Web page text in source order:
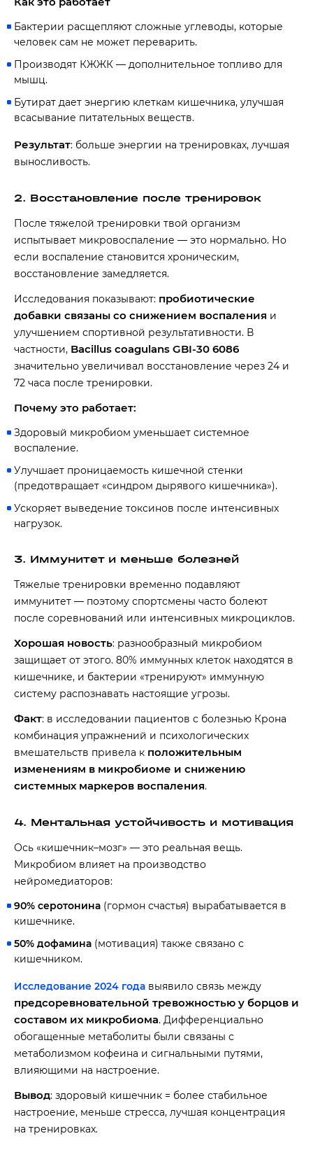
Бактерии расщепляют сложные углеводы, которые
человек сам не может переварить.
Производят КЖЖК — дополнительное топливо для
мышц.
Бутират дает энергию клеткам кишечника, улучшая
всасывание питательных веществ.
Результат: больше энергии на тренировках, лучшая
выносливость.
2. Восстановление после тренировок
После тяжелой тренировки твой организм
испытывает микровоспаление — это нормально. Но
если воспаление становится хроническим,
восстановление замедляется.
Исследования показывают: пробиотические
добавки связаны со снижением воспаления и
улучшением спортивной результативности. В
частности, Bacillus coagulans GBI-30 6086
значительно увеличивал восстановление через 24 и
72 часа после тренировки.
Почему это работает:
Здоровый микробиом уменьшает системное
воспаление.
Улучшает проницаемость кишечной стенки
(предотвращает «синдром дырявого кишечника»).
Ускоряет выведение токсинов после интенсивных
нагрузок.
3. Иммунитет и меньше болезней
Тяжелые тренировки временно подавляют
иммунитет — поэтому спортсмены часто болеют
после соревнований или интенсивных микроциклов.
Хорошая новость: разнообразный микробиом
защищает от этого. 80% иммунных клеток находятся в
кишечнике, и бактерии «тренируют» иммунную
систему распознавать настоящие угрозы.
Факт: в исследовании пациентов с болезнью Крона
комбинация упражнений и психологических
вмешательств привела к положительным
изменениям в микробиоме и снижению
системных маркеров воспаления.
4. Ментальная устойчивость и мотивация
Ось «кишечник–мозг» — это реальная вещь.
Микробиом влияет на производство
нейромедиаторов:
90% серотонина (гормон счастья) вырабатывается в
кишечнике.
50% дофамина (мотивация) также связано с
кишечником.
Исследование 2024 года выявило связь между
предсоревновательной тревожностью у борцов и
составом их микробиома. Дифференциально
обогащенные метаболиты были связаны с
метаболизмом кофеина и сигнальными путями,
влияющими на настроение.
Вывод: здоровый кишечник = более стабильное
настроение, меньше стресса, лучшая концентрация
на тренировках.